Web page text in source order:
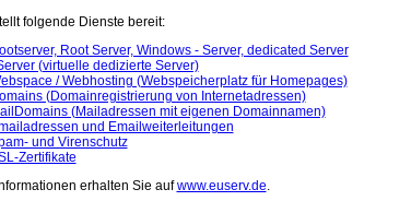
folgende Dienste bereit:
Root Server, Windows - Server, dedicated Server
(virtuelle dedizierte Server)
/ Webhosting (Webspeicherplatz für Homepages)
(Domainregistrierung von Internetadressen)
(Mailadressen mit eigenen Domainnamen)
und Emailweiterleitungen
und Virenschutz
Zertifikate
erhalten Sie aufwww.euserv.de.